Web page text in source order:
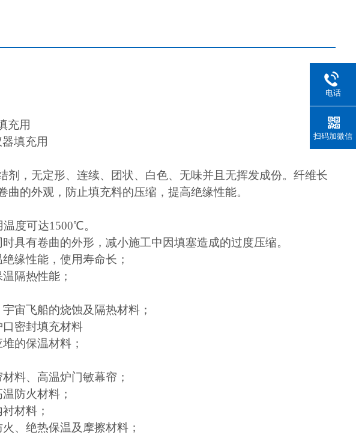
充用
填充用
剂，无定形、连续、团状、白色、无味并且无挥发成份。纤维长
的外观，防止填充料的压缩，提高绝缘性能。
度可达1500℃。
具有卷曲的外形，减小施工中因填塞造成的过度压缩。
缘性能，使用寿命长；
隔热性能；
宙飞船的烧蚀及隔热材料；
密封填充材料
的保温材料；
料、高温炉门敏幕帘；
防火材料；
材料；
、绝热保温及摩擦材料；
电话
扫码加微信